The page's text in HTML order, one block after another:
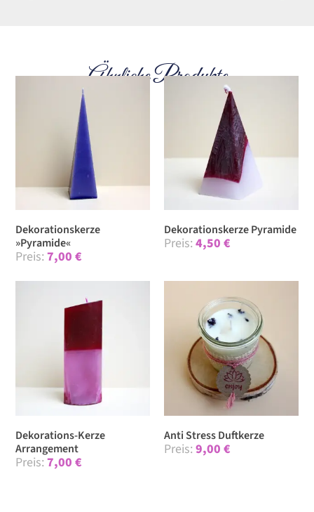
Ähnliche Produkte
Dekorationskerze
»Pyramide«
7,00€
Dekorationskerze Pyramide
4,50 €
Dekorations-Kerze
Arrangement
7,00€
Anti Stress Duftkerze
9,00 €